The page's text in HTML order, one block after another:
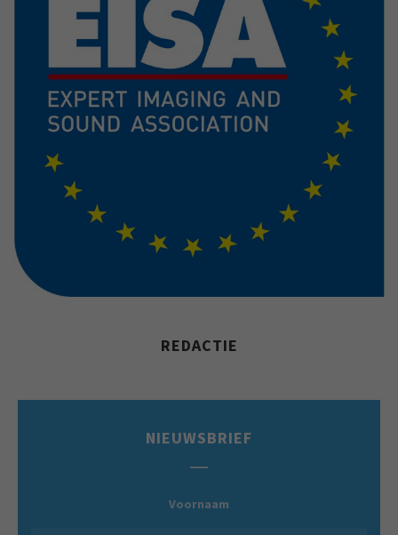
REDACTIE
NIEUWSBRIEF
Voornaam